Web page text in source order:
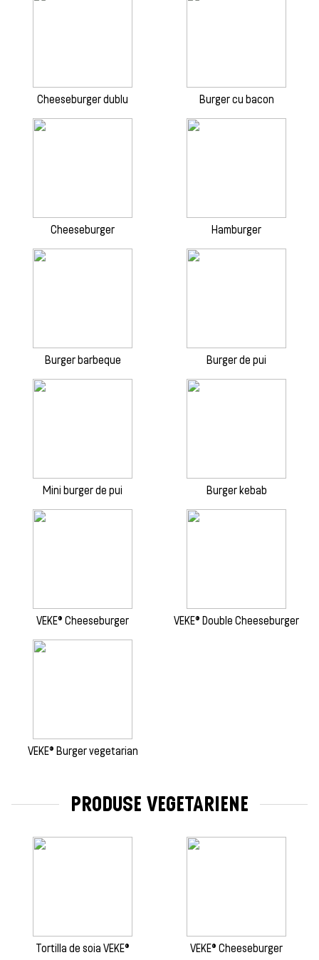
Cheeseburger dublu Burger cu bacon
Cheeseburger Hamburger
Burger barbeque Burger de pui
Mini burger de pui Burger kebab
VEKE® Cheeseburger VEKE® Double Cheeseburger
VEKE® Burger vegetarian
PRODUSE VEGETARIENE
Tortilla de soia VEKE® VEKE® Cheeseburger